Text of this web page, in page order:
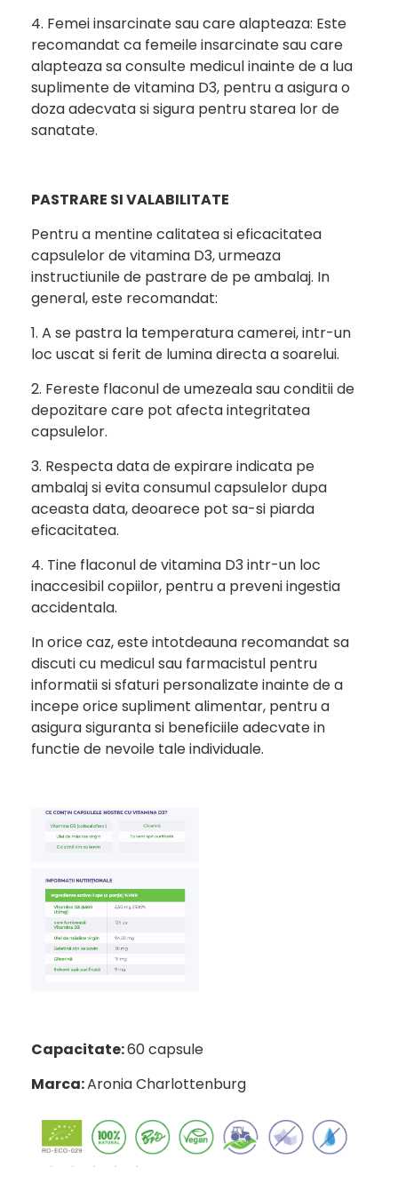
4. Femei insarcinate sau care alapteaza: Este
recomandat ca femeile insarcinate sau care
alapteaza sa consulte medicul inainte de a lua
suplimente de vitamina D3, pentru a asigura o
doza adecvata si sigura pentru starea lor de
sanatate.
PASTRARE SI VALABILITATE
Pentru a mentine calitatea si eficacitatea
capsulelor de vitamina D3, urmeaza
instructiunile de pastrare de pe ambalaj. In
general, este recomandat:
1. A se pastra la temperatura camerei, intr-un
loc uscat si ferit de lumina directa a soarelui.
2. Fereste flaconul de umezeala sau conditii de
depozitare care pot afecta integritatea
capsulelor.
3. Respecta data de expirare indicata pe
ambalaj si evita consumul capsulelor dupa
aceasta data, deoarece pot sa-si piarda
eficacitatea.
4. Tine flaconul de vitamina D3 intr-un loc
inaccesibil copiilor, pentru a preveni ingestia
accidentala.
In orice caz, este intotdeauna recomandat sa
discuti cu medicul sau farmacistul pentru
informatii si sfaturi personalizate inainte de a
incepe orice supliment alimentar, pentru a
asigura siguranta si beneficiile adecvate in
functie de nevoile tale individuale.
Capacitate:60 capsule
Marca:Aronia Charlottenburg